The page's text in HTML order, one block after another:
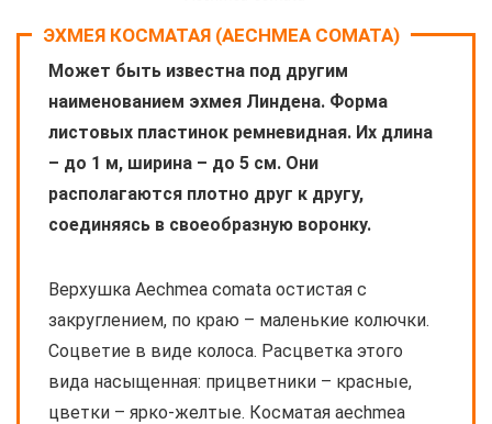
ЭХМЕЯ КОСМАТАЯ (AECHMEA COMATA)
Может быть известна под другим
наименованием эхмея Линдена. Форма
листовых пластинок ремневидная. Их длина
– до 1 м, ширина – до 5 см. Они
располагаются плотно друг к другу,
соединяясь в своеобразную воронку.
Верхушка Aechmea comata остистая с
закруглением, по краю – маленькие колючки.
Соцветие в виде колоса. Расцветка этого
вида насыщенная: прицветники – красные,
цветки – ярко-желтые. Косматая aechmea